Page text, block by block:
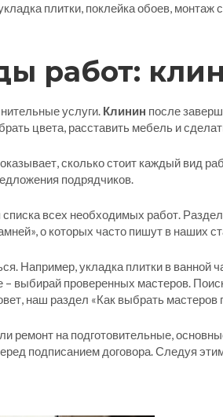
плитки, поклейка обоев,
работ:
услуги. Клинин после
цвета, расставить мебель и
сколько стоит каждый вид
подрядчиков.
всех необходимых работ.
о которых часто пишут в наших
Например, укладка плитки в
– выбирай проверенных мастеров.
наш раздел «Как выбрать
ремонт на подготовительные,
подписанием договора. Следуя